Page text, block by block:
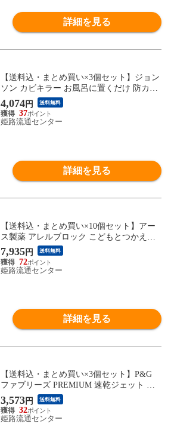
詳細を見る
【送料込・まとめ買い×3個セット】ジョン
ソン カビキラー お風呂に置くだけ 防カビ
ジェル さわやかなフレッシュガーデンの香
り つけかえ用 2個入
4,074円 送料無料
37
姫路流通センター
詳細を見る
【送料込・まとめ買い×10個セット】アー
ス製薬 アレルブロック こどもとつかえる
花粉ガードスプレー 75ml
7,935円 送料無料
72
姫路流通センター
詳細を見る
【送料込・まとめ買い×3個セット】P&G
ファブリーズ PREMIUM 速乾ジェット ふ
んわりおひさまの香り つめかえ用 特大サ
イズ 640mL
3,573円 送料無料
32
姫路流通センター